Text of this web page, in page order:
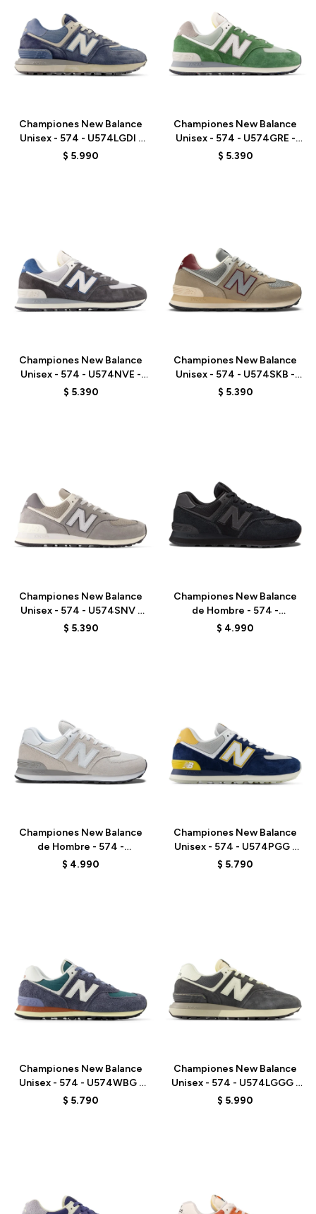
Championes New Balance
Unisex - 574 - U574LGDI -
ELD
$ 5.990
Championes New Balance
Unisex - 574 - U574GRE -
GREEN
$ 5.390
Championes New Balance
Unisex - 574 - U574NVE -
BLACK
$ 5.390
Championes New Balance
Unisex - 574 - U574SKB -
BEIGE
$ 5.390
Championes New Balance
Unisex - 574 - U574SNV -
GREY
$ 5.390
Championes New Balance
de Hombre - 574 -
ML574EVE - BLACK
$ 4.990
Championes New Balance
de Hombre - 574 -
ML574EVW - NIMBUS
$ 4.990
Championes New Balance
Unisex - 574 - U574PGG -
ELD
$ 5.790
Championes New Balance
Unisex - 574 - U574WBG -
ELD
$ 5.790
Championes New Balance
Unisex - 574 - U574LGGG -
ELD
$ 5.990